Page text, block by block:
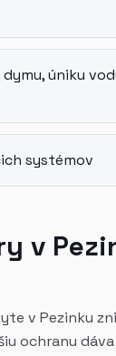
úniku
systémov
v
v Pezinku
ochranu